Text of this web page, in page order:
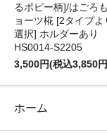
るポピー柄]/はごろ
ョーツ椛 [2タイプよ
選択] ホルダーあり
HS0014-S2205
3,500円(税込3,850
ホーム